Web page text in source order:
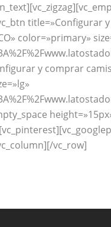
title=»Configurar
color=»primary»
y comprar
vc_row]